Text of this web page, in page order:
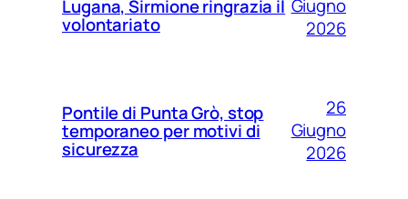
Lugana, Sirmione ringrazia il
volontariato
Giugno
2026
Pontile di Punta Grò, stop
temporaneo per motivi di
sicurezza
26
Giugno
2026